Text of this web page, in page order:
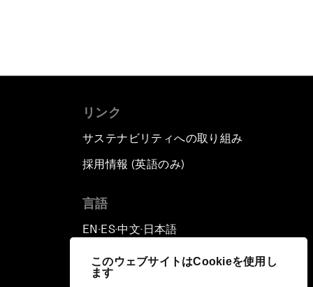
このウェブサイトはCookieを使用し
ます
リンク
サステナビリティへの取り組み
採用情報 (英語のみ)
言語
EN ▪ ES▪中文▪ 日本語